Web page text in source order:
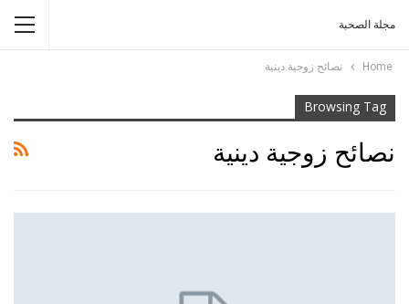
مجلة الصحبة
Home نصائح زوجية دينية
Browsing Tag
نصائح زوجية دينية